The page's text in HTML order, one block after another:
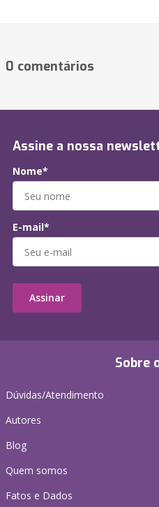
0 comentários
Sobre
Dúvidas/Atendimento
Autores
Blog
Quem somos
Fatos e Dados
Assine a nossa
Nome*
E-mail*
Assinar